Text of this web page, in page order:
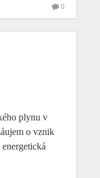
0
plynu v
o vznik